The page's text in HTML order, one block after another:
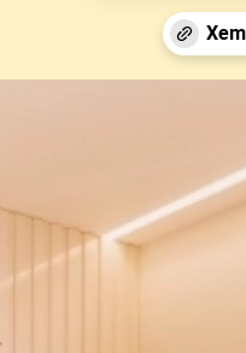
https://